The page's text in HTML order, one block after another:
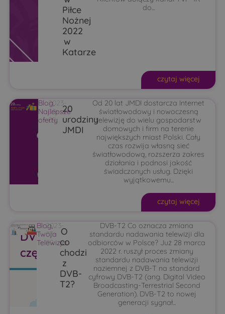
Piłce
Nożnej
2022
w
Katarze
do...
czytaj więcej
Blog,
Najlepsze
oferty
2023-
03-
09
20
urodziny
JMDI
Od 20 lat JMDI dostarcza Internet
światłowodowy i nowoczesną
telewizję do wielu gospodarstw
domowych i firm na terenie
największych miast Polski. Cały
czas rozwija własną sieć
światłowodową, rozszerza zakres
działania i podnosi jakość
świadczonych usług. Dzięki
wyjątkowemu...
czytaj więcej
Blog,
Twoja
Telewizja
2023-
03-
09
O
co
chodzi
z
DVB-
T2?
DVB-T2 Co oznacza zmiana
standardu nadawania telewizji dla
odbiorców w Polsce? Już 28 marca
2022 r. ruszył proces zmiany
standardu nadawania telewizji
naziemnej z DVB-T na standard
cyfrowy DVB-T2 (ang. Digital Video
Broadcasting-Terrestrial Second
Generation). DVB-T2 to nowej
generacji sygnał...